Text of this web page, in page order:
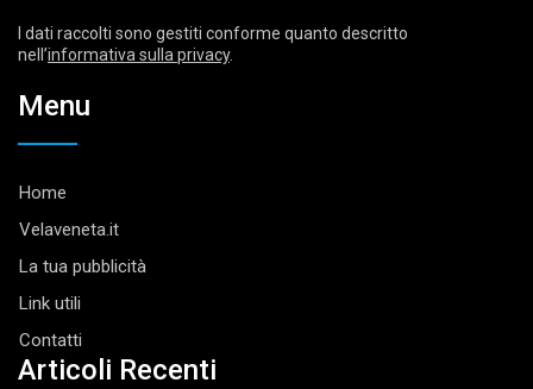
I dati raccolti sono gestiti conforme quanto descritto
nell’informativa sulla privacy.
Menu
Home
Velaveneta.it
La tua pubblicità
Link utili
Contatti
Articoli Recenti